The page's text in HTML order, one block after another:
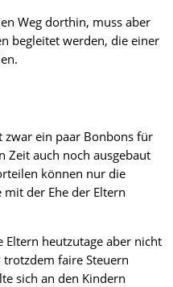
Weg dorthin, muss aber
begleitet werden, die einer
zwar ein paar Bonbons für
Zeit auch noch ausgebaut
können nur die
der Ehe der Eltern
heutzutage aber nicht
faire Steuern
sich an den Kindern